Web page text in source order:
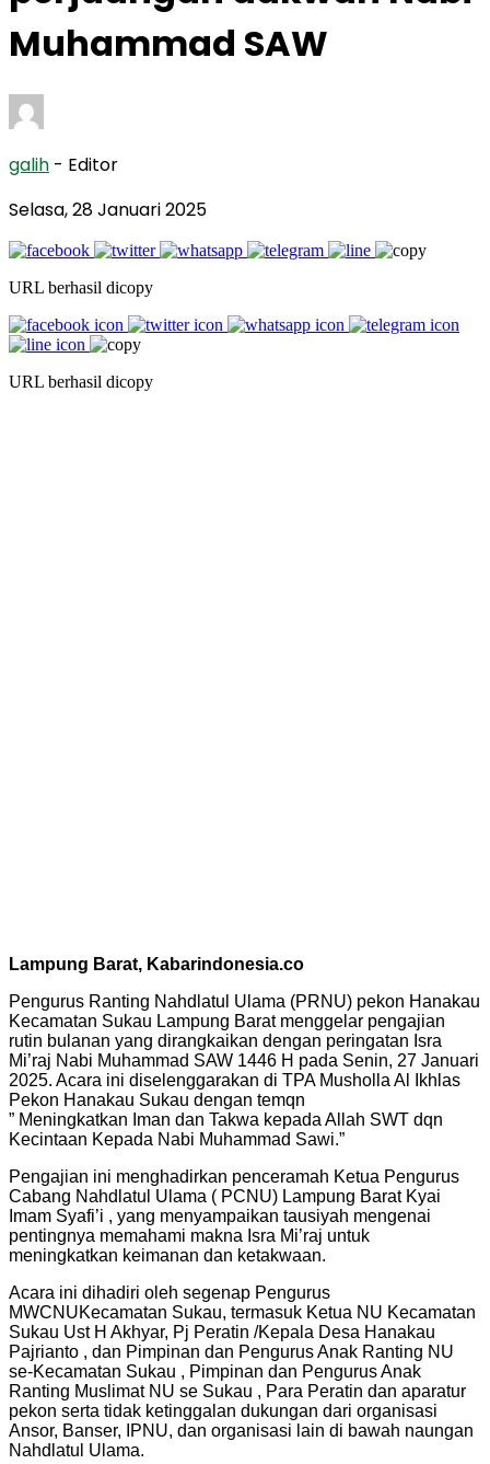
Muhammad SAW
galih - Editor
Selasa, 28 Januari 2025
URL berhasil dicopy
URL berhasil dicopy
Lampung Barat, Kabarindonesia.co
Pengurus Ranting Nahdlatul Ulama (PRNU) pekon Hanakau
Kecamatan Sukau Lampung Barat menggelar pengajian
rutin bulanan yang dirangkaikan dengan peringatan Isra
Mi’raj Nabi Muhammad SAW 1446 H pada Senin, 27 Januari
2025. Acara ini diselenggarakan di TPA Musholla Al Ikhlas
Pekon Hanakau Sukau dengan temqn
” Meningkatkan Iman dan Takwa kepada Allah SWT dqn
Kecintaan Kepada Nabi Muhammad Sawi.”
Pengajian ini menghadirkan penceramah Ketua Pengurus
Cabang Nahdlatul Ulama ( PCNU) Lampung Barat Kyai
Imam Syafi’i , yang menyampaikan tausiyah mengenai
pentingnya memahami makna Isra Mi’raj untuk
meningkatkan keimanan dan ketakwaan.
Acara ini dihadiri oleh segenap Pengurus
MWCNUKecamatan Sukau, termasuk Ketua NU Kecamatan
Sukau Ust H Akhyar, Pj Peratin /Kepala Desa Hanakau
Pajrianto , dan Pimpinan dan Pengurus Anak Ranting NU
se-Kecamatan Sukau , Pimpinan dan Pengurus Anak
Ranting Muslimat NU se Sukau , Para Peratin dan aparatur
pekon serta tidak ketinggalan dukungan dari organisasi
Ansor, Banser, IPNU, dan organisasi lain di bawah naungan
Nahdlatul Ulama.